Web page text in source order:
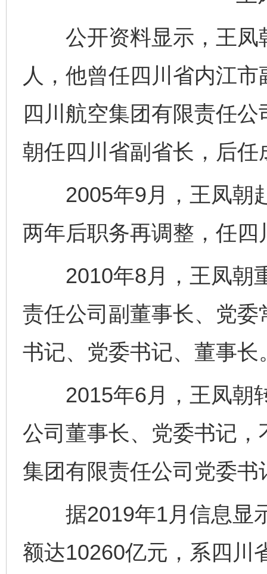
公开资料显示，王凤
人，他曾任四川省内江
四川航空集团有限责任
朝任四川省副省长，后
2005年9月，王凤朝
两年后职务再调整，任
2010年8月，王凤朝
责任公司副董事长、党
书记、党委书记、董事长
2015年6月，王凤朝
公司董事长、党委书记
集团有限责任公司党委书
据2019年1月信息显
额达10260亿元，系四川